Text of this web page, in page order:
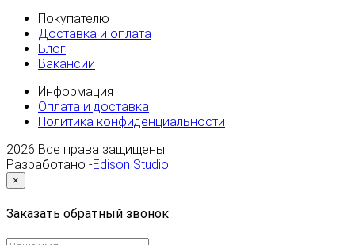
Покупателю
Доставка и оплата
Блог
Вакансии
Информация
Оплата и доставка
Политика конфиденциальности
2026 Все права защищены
Разработано -Edison Studio
×
Заказать обратный звонок